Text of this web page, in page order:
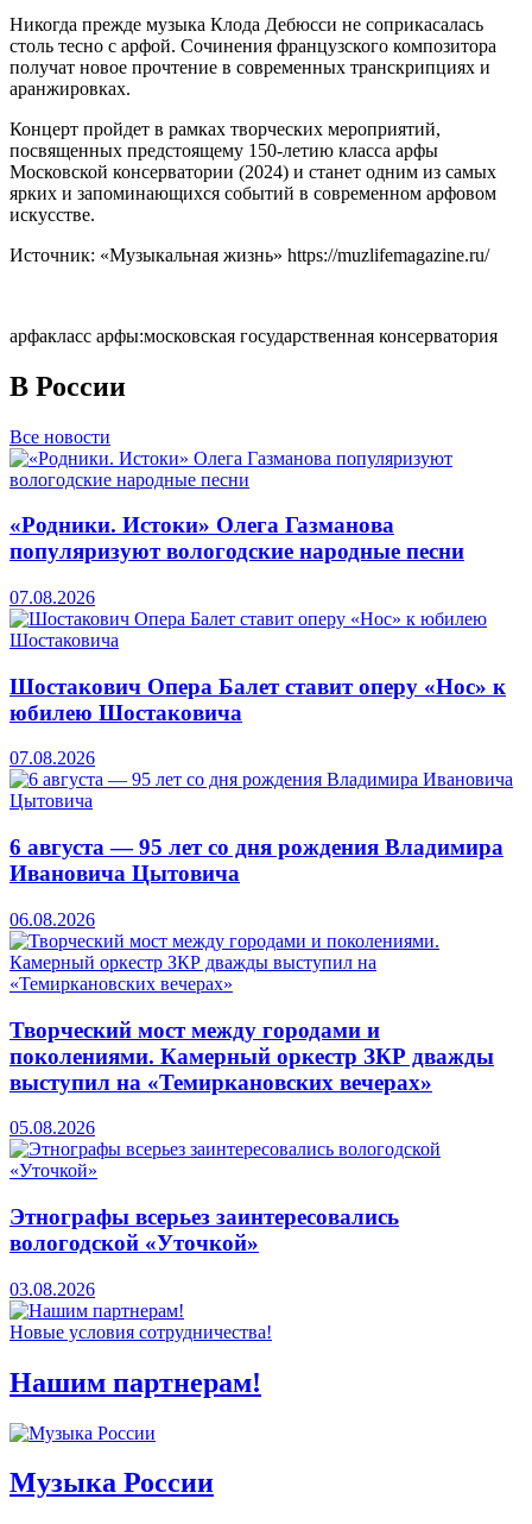
Никогда прежде музыка Клода Дебюсси не соприкасалась
столь тесно с арфой. Сочинения французского композитора
получат новое прочтение в современных транскрипциях и
аранжировках.
Концерт пройдет в рамках творческих мероприятий,
посвященных предстоящему 150-летию класса арфы
Московской консерватории (2024) и станет одним из самых
ярких и запоминающихся событий в современном арфовом
искусстве.
Источник: «Музыкальная жизнь» https://muzlifemagazine.ru/
арфакласс арфы:московская государственная консерватория
В России
Все новости
«Родники. Истоки» Олега Газманова
популяризуют вологодские народные песни
07.08.2026
Шостакович Опера Балет ставит оперу «Нос» к
юбилею Шостаковича
07.08.2026
6 августа — 95 лет со дня рождения Владимира
Ивановича Цытовича
06.08.2026
Творческий мост между городами и
поколениями. Камерный оркестр ЗКР дважды
выступил на «Темиркановских вечерах»
05.08.2026
Этнографы всерьез заинтересовались
вологодской «Уточкой»
03.08.2026
Новые условия сотрудничества!
Нашим партнерам!
Музыка России